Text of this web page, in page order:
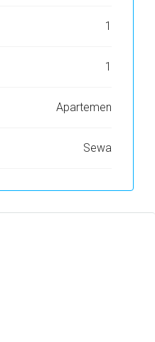
1
1
Apartemen
Sewa